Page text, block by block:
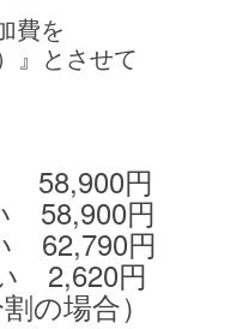
費を
』とさせて
58,900円
58,900円
62,790円
2,620円
の場合）